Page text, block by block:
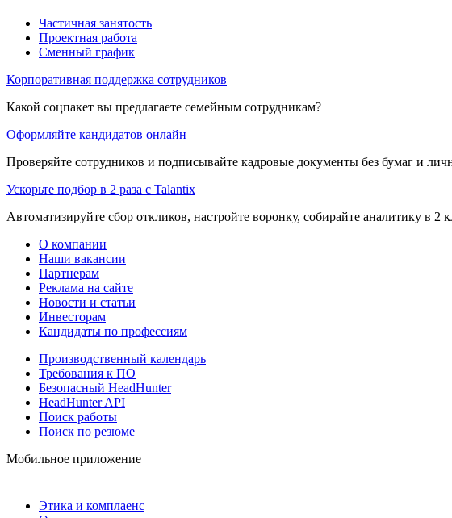
Частичная занятость
Проектная работа
Сменный график
Корпоративная поддержка сотрудников
Какой соцпакет вы предлагаете семейным сотрудникам?
Оформляйте кандидатов онлайн
Проверяйте сотрудников и подписывайте кадровые документы без бумаг и
Ускорьте подбор в 2 раза с Talantix
Автоматизируйте сбор откликов, настройте воронку, собирайте аналитику в 2
О компании
Наши вакансии
Партнерам
Реклама на сайте
Новости и статьи
Инвесторам
Кандидаты по профессиям
Производственный календарь
Требования к ПО
Безопасный HeadHunter
HeadHunter API
Поиск работы
Поиск по резюме
Мобильное приложение
Этика и комплаенс